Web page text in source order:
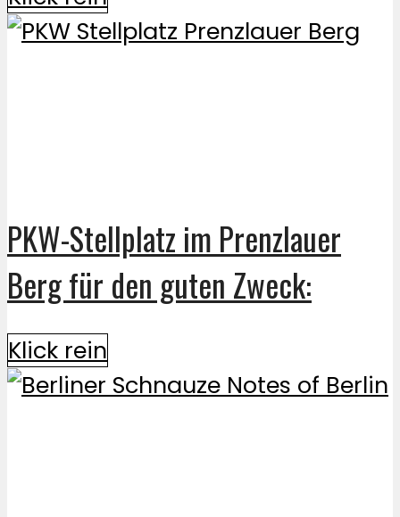
PKW-Stellplatz im Prenzlauer
Berg für den guten Zweck:
Klick rein